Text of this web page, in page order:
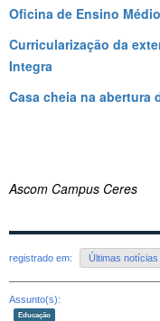
Oficina de Ensino
Curricularização da
Integra
Casa cheia na abertura
Ascom Campus Ceres
registrado em: Últimas
Assunto(s):
Educação